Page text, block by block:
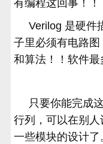
有编程这回事！！
Verilog 是硬件
子里必须有电路
和算法！！软件最
只要你能完成
行列，可以在别
一些模块的设计了